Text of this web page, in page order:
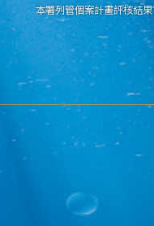
本署列管個案計畫評核結果